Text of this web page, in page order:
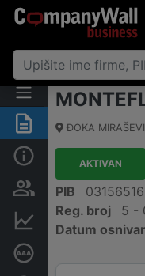
Sažetak
Osobe i vlasništvo
Finansijski podaci
ĐOKA
AKTIVAN
PIB
03156516
Reg. broj
5 -
Datum